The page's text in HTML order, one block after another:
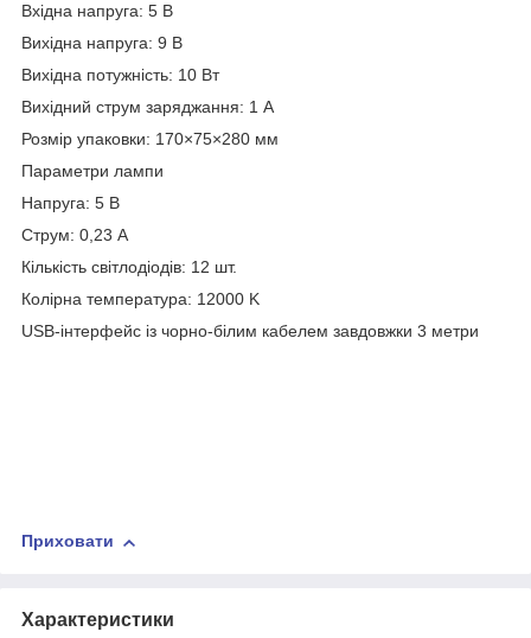
Вхідна напруга: 5 В
Вихідна напруга: 9 В
Вихідна потужність: 10 Вт
Вихідний струм заряджання: 1 А
Розмір упаковки: 170×75×280 мм
Параметри лампи
Напруга: 5 В
Струм: 0,23 А
Кількість світлодіодів: 12 шт.
Колірна температура: 12000 K
USB-інтерфейс із чорно-білим кабелем завдовжки 3 метри
Приховати
Характеристики